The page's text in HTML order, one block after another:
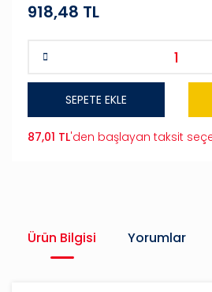
918,48 TL
SEPETE EKLE
87,01 TL'den başlayan taksit
Ürün Bilgisi Yorumlar